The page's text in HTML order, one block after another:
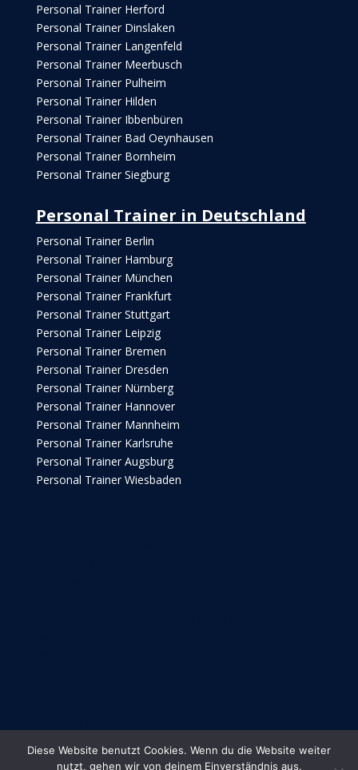
Personal Trainer Herford
Personal Trainer Dinslaken
Personal Trainer Langenfeld
Personal Trainer Meerbusch
Personal Trainer Pulheim
Personal Trainer Hilden
Personal Trainer Ibbenbüren
Personal Trainer Bad Oeynhausen
Personal Trainer Bornheim
Personal Trainer Siegburg
Personal Trainer in Deutschland
Personal Trainer Berlin
Personal Trainer Hamburg
Personal Trainer München
Personal Trainer Frankfurt
Personal Trainer Stuttgart
Personal Trainer Leipzig
Personal Trainer Bremen
Personal Trainer Dresden
Personal Trainer Nürnberg
Personal Trainer Hannover
Personal Trainer Mannheim
Personal Trainer Karlsruhe
Personal Trainer Augsburg
Personal Trainer Wiesbaden
Diese Website benutzt Cookies. Wenn du die Website weiter
nutzt, gehen wir von deinem Einverständnis aus.